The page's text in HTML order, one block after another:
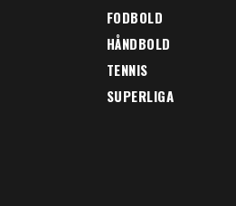
FODBOLD
HÅNDBOLD
TENNIS
SUPERLIGA